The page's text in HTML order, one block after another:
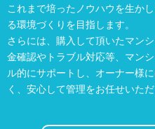
これまで培ったノウハウを生か
る環境づくりを目指します。
さらには、購入して頂いたマン
金確認やトラブル対応等、マン
ル的にサポートし、オーナー様
く、安心して管理をお任せいただ